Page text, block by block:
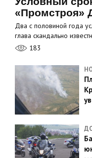
«Промстроя»
Два с половиной года
глава скандально
183